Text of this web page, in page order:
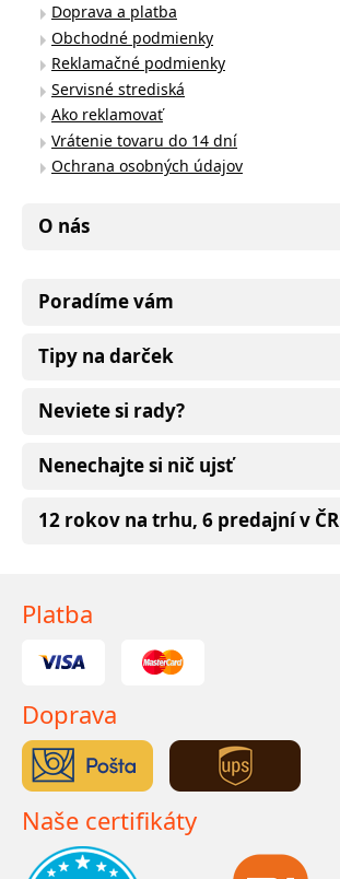
Doprava a platba
Obchodné podmienky
Reklamačné podmienky
Servisné strediská
Ako reklamovať
Vrátenie tovaru do 14 dní
Ochrana osobných údajov
O nás
Poradíme vám
Tipy na darček
Neviete si rady?
Nenechajte si nič ujsť
12 rokov na trhu, 6 predajní v ČR
Platba
Doprava
Naše certifikáty